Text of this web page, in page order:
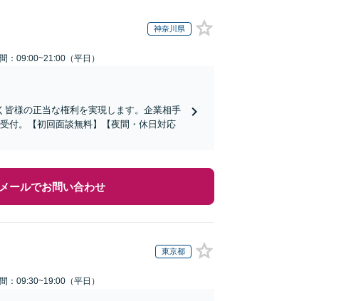
神奈川県
：09:00~21:00（平日）
皆様の正当な権利を実現します。企業相手
付。【初回面談無料】【夜間・休日対応
メールでお問い合わせ
東京都
：09:30~19:00（平日）